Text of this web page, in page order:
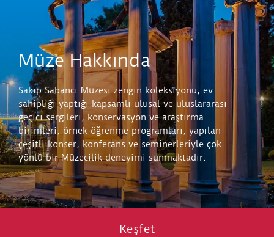
Komutanları Sehpası
)’dır. Bugün Buckingham Sarayı’nda
sergilenen sehpa, Büyük İskender’i on iki tarihi
komutan ve filozofun merkezinde göstermektedir.
Müze Hakkında
Sakıp Sabancı Müzesi zengin koleksiyonu, ev
sahipliği yaptığı kapsamlı ulusal ve uluslararası
geçici sergileri, konservasyon ve araştırma
birimleri, örnek öğrenme programları, yapılan
çeşitli konser, konferans ve seminerleriyle çok
yönlü bir Müzecilik deneyimi sunmaktadır.
Keşfet